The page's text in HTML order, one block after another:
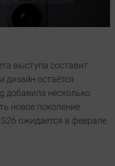
выступа составит
остаётся
добавила несколько
новое поколение
ожидается в феврале